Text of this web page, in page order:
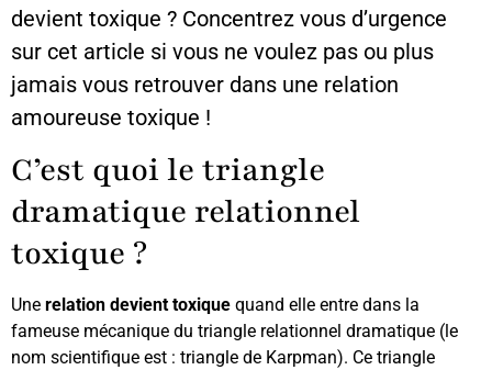
devient toxique ? Concentrez vous d’urgence
sur cet article si vous ne voulez pas ou plus
jamais vous retrouver dans une relation
amoureuse toxique !
C’est quoi le triangle
dramatique relationnel
toxique ?
Une relation devient toxique quand elle entre dans la
fameuse mécanique du triangle relationnel dramatique (le
nom scientifique est : triangle de Karpman). Ce triangle